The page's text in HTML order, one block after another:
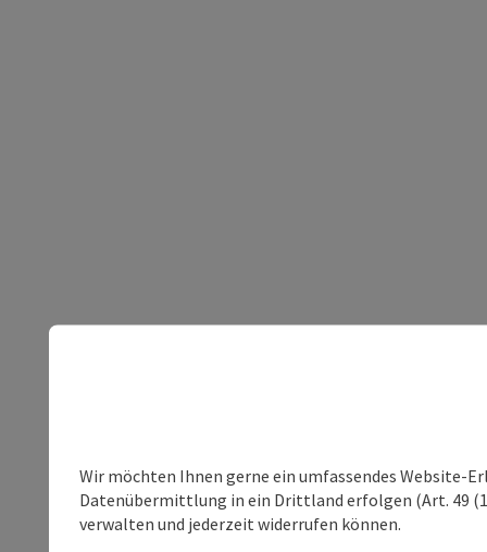
Wir möchten Ihnen gerne ein umfassendes Website-
Datenübermittlung in ein Drittland erfolgen (Art. 49
verwalten und jederzeit widerrufen können.